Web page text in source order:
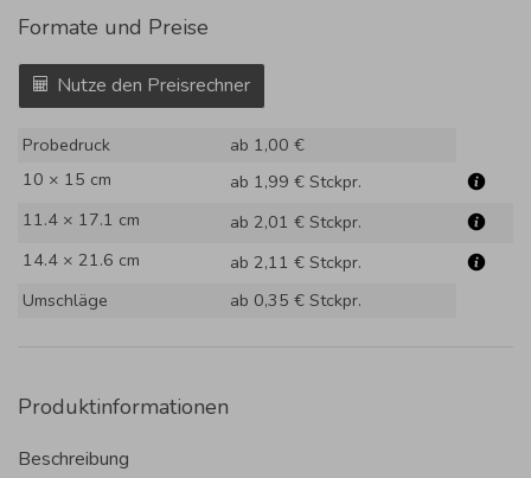
Formate und Preise
Nutze den Preisrechner
Probedruck
ab 1,00 €
10 × 15 cm
ab 1,99 € Stckpr.
11.4 × 17.1 cm
ab 2,01 € Stckpr.
14.4 × 21.6 cm
ab 2,11 € Stckpr.
Umschläge
ab 0,35 € Stckpr.
Produktinformationen
Beschreibung